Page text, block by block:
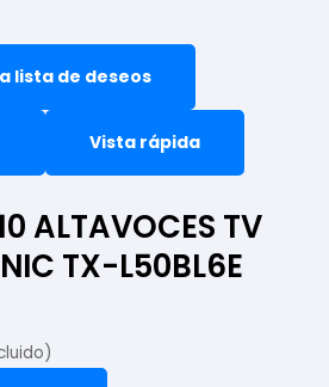
lista de deseos
Vista rápida
ALTAVOCES TV
TX-L50BL6E